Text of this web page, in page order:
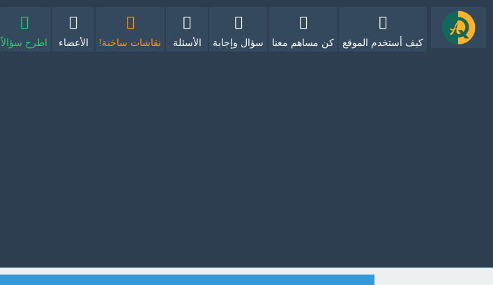
كيف أستخدم الموقع كن مساهم معنا سؤال وإجابة الأسئلة نقاشات ساخنة! الأعضاء اطرح سؤالاً